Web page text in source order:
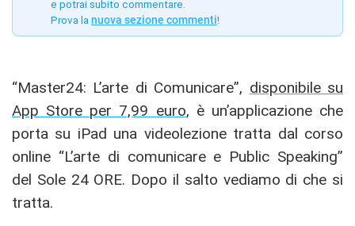
e potrai subito commentare.
Prova la nuova sezione commenti!
“Master24: L’arte di Comunicare”, disponibile su
App Store per 7,99 euro, è un’applicazione che
porta su iPad una videolezione tratta dal corso
online “L’arte di comunicare e Public Speaking”
del Sole 24 ORE. Dopo il salto vediamo di che si
tratta.